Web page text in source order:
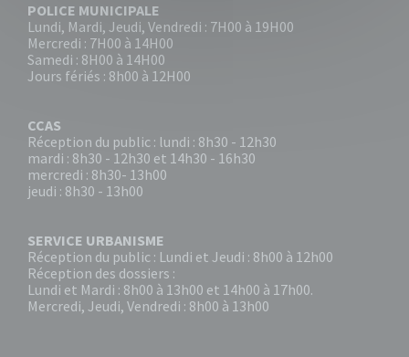
POLICE MUNICIPALE
Lundi, Mardi, Jeudi, Vendredi : 7H00 à 19H00
Mercredi : 7H00 à 14H00
Samedi : 8H00 à 14H00
Jours fériés : 8h00 à 12H00
CCAS
Réception du public : lundi : 8h30 - 12h30
mardi : 8h30 - 12h30 et 14h30 - 16h30
mercredi : 8h30- 13h00
jeudi : 8h30 - 13h00
SERVICE URBANISME
Réception du public : Lundi et Jeudi : 8h00 à 12h00
Réception des dossiers :
Lundi et Mardi : 8h00 à 13h00 et 14h00 à 17h00.
Mercredi, Jeudi, Vendredi : 8h00 à 13h00